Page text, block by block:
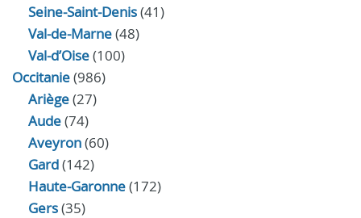
Seine-Saint-Denis(41)
Val-de-Marne(48)
Val-d’Oise(100)
Occitanie(986)
Ariège(27)
Aude(74)
Aveyron(60)
Gard(142)
Haute-Garonne(172)
Gers(35)